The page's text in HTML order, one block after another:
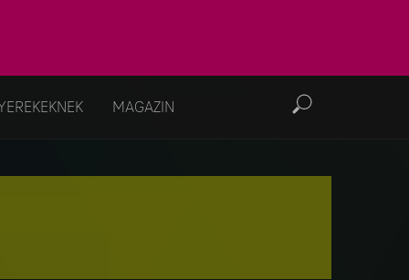
MAGAZIN